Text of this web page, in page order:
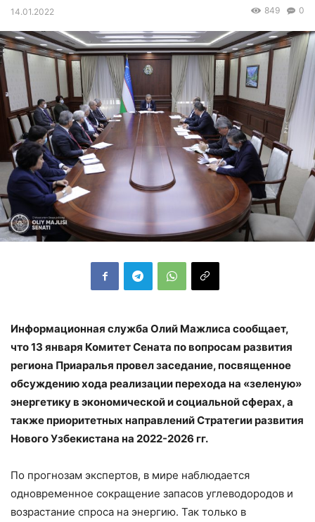
14.01.2022 0
849
Информационная служба Олий Мажлиса сообщает,
что 13 января Комитет Сената по вопросам развития
региона Приаралья провел заседание, посвященное
обсуждению хода реализации перехода на «зеленую»
энергетику в экономической и социальной сферах, а
также приоритетных направлений Стратегии развития
Нового Узбекистана на 2022-2026 гг.
По прогнозам экспертов, в мире наблюдается
одновременное сокращение запасов углеводородов и
возрастание спроса на энергию. Так только в